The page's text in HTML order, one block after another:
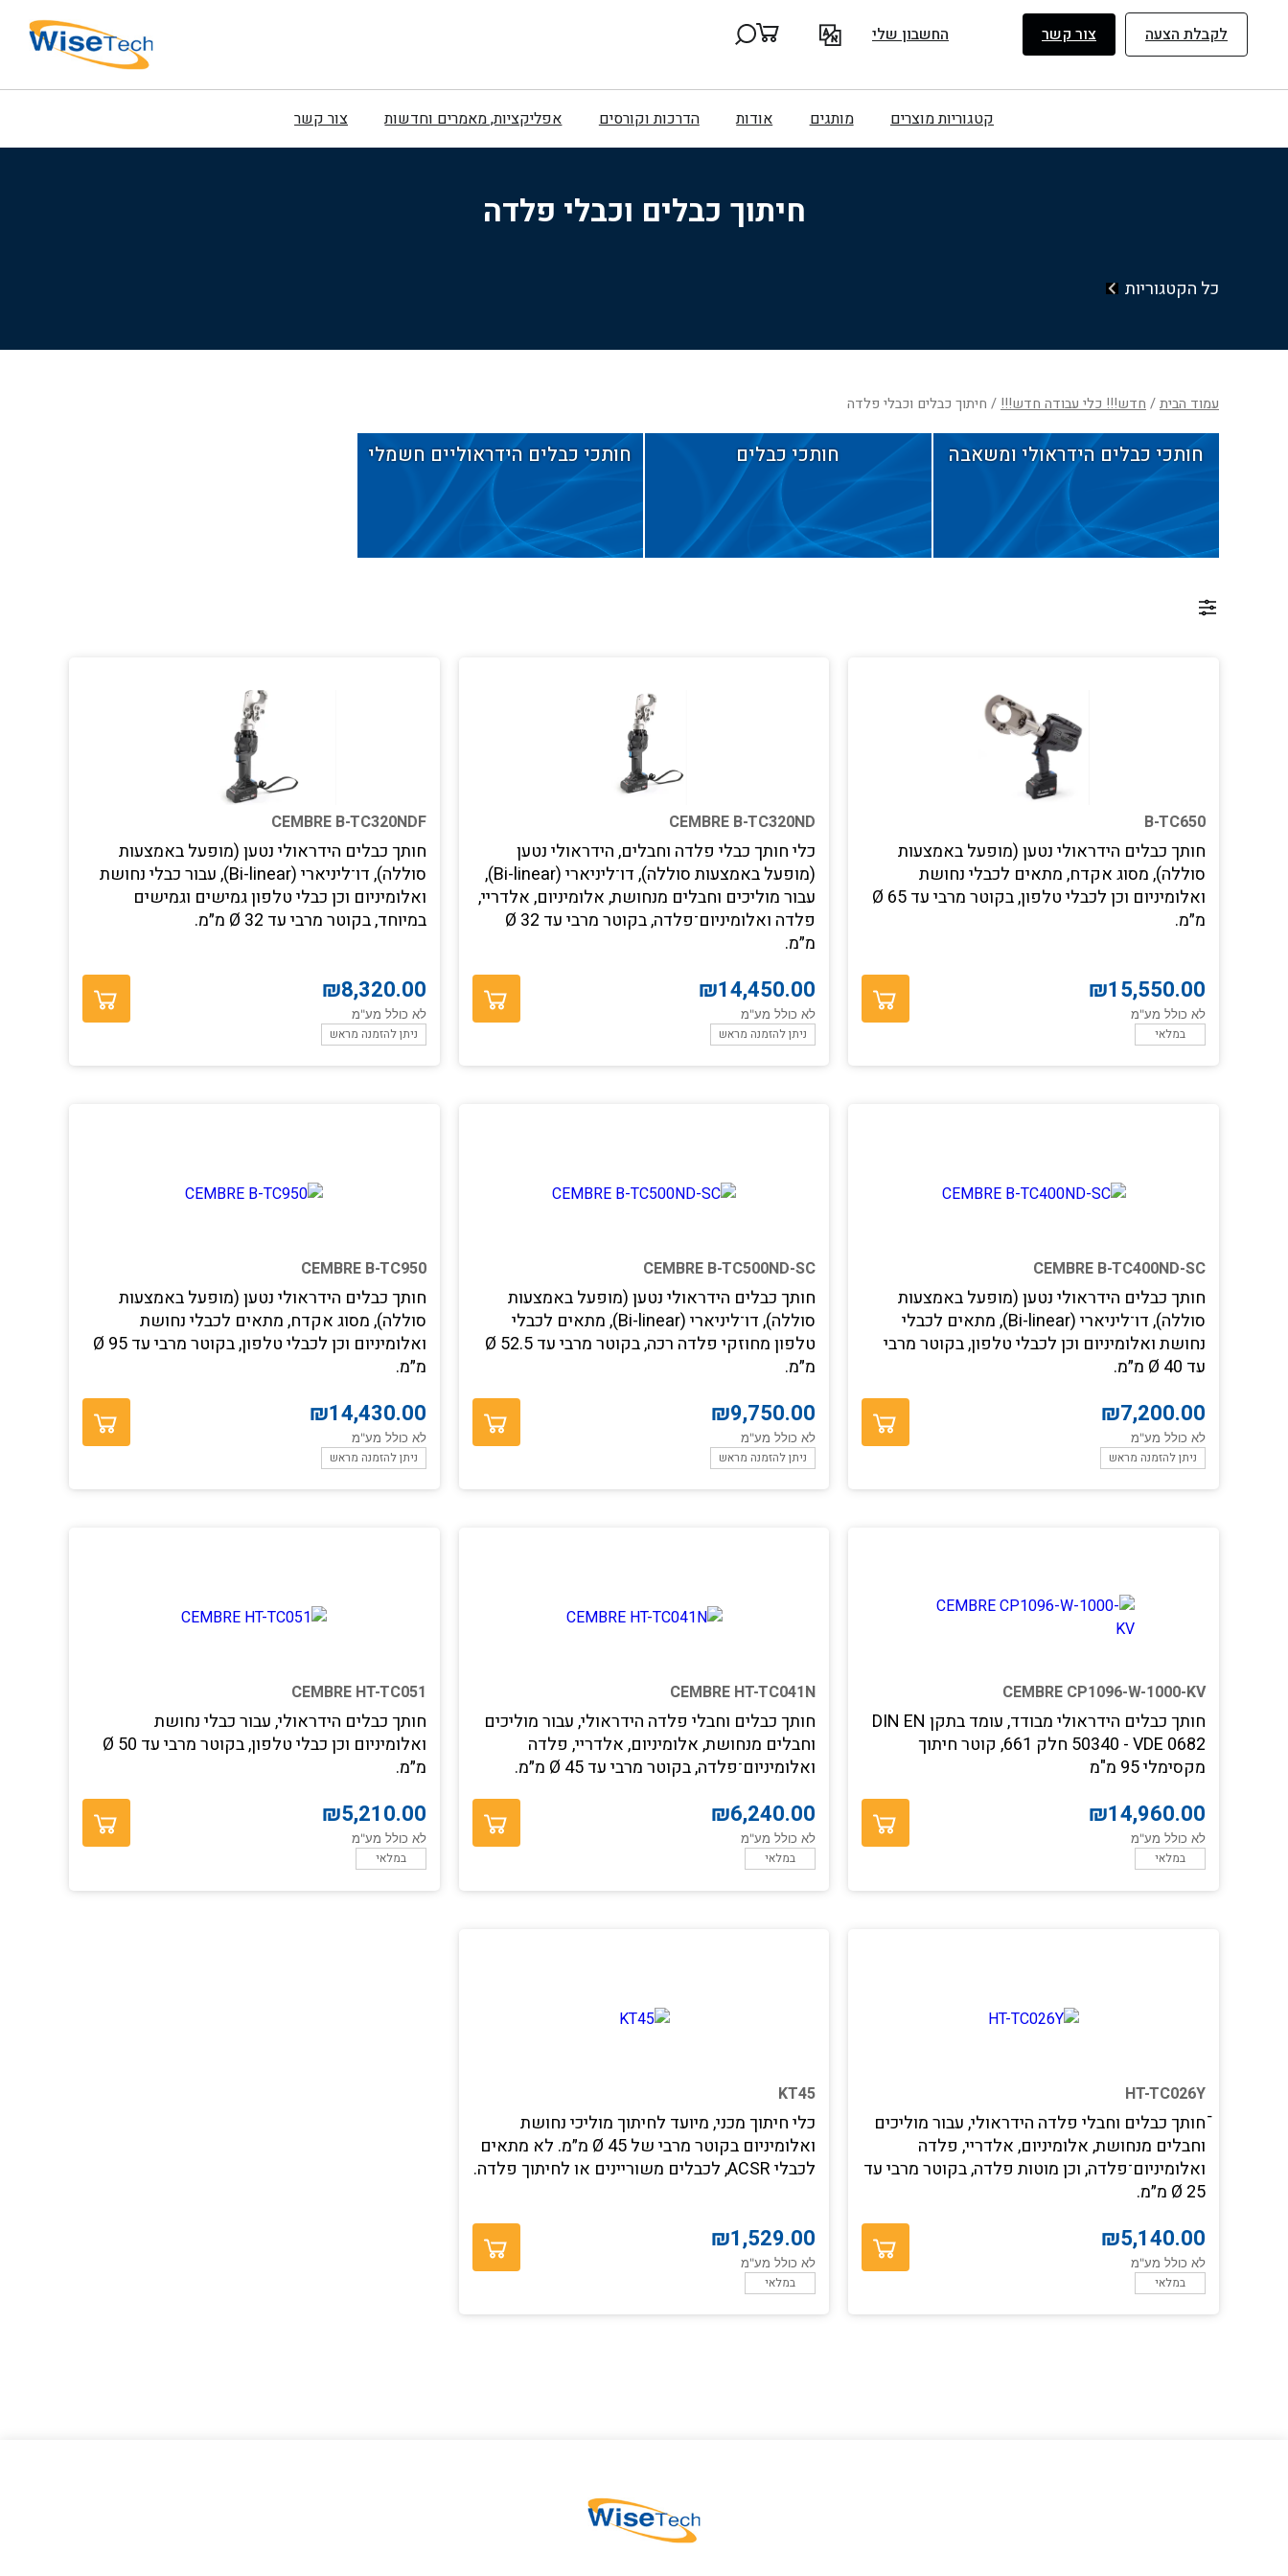
לקבלת הצעה צור קשר החשבון שלי
קטגוריות מוצרים מותגים אודות הדרכות וקורסים אפליקציות, מאמרים וחדשות צור קשר
חיתוך כבלים וכבלי פלדה
כל הקטגוריות
עמוד הבית/ חדש!!! כלי עבודה חדש!!! / חיתוך כבלים וכבלי פלדה
חותכי כבלים הידראולי ומשאבה חותכי כבלים חותכי כבלים הידראוליים חשמלי
B-TC650
חותך כבלים הידראולי נטען (מופעל באמצעות
סוללה), מסוג אקדח, מתאים לכבלי נחושת
ואלומיניום וכן לכבלי טלפון, בקוטר מרבי עד Ø 65
מ״מ.
₪15,550.00
לא כולל מע"מ
במלאי
CEMBRE B-TC320ND
כלי חותך כבלי פלדה וחבלים, הידראולי נטען
(מופעל באמצעות סוללה), דו־ליניארי (Bi-linear),
עבור מוליכים וחבלים מנחושת, אלומיניום, אלדריי,
פלדה ואלומיניום־פלדה, בקוטר מרבי עד Ø 32
מ״מ.
₪14,450.00
לא כולל מע"מ
ניתן להזמנה מראש
CEMBRE B-TC320NDF
חותך כבלים הידראולי נטען (מופעל באמצעות
סוללה), דו־ליניארי (Bi-linear), עבור כבלי נחושת
ואלומיניום וכן כבלי טלפון גמישים וגמישים
במיוחד, בקוטר מרבי עד Ø 32 מ״מ.
₪8,320.00
לא כולל מע"מ
ניתן להזמנה מראש
CEMBRE B-TC400ND-SC
חותך כבלים הידראולי נטען (מופעל באמצעות
סוללה), דו־ליניארי (Bi-linear), מתאים לכבלי
נחושת ואלומיניום וכן לכבלי טלפון, בקוטר מרבי
עד Ø 40 מ״מ.
₪7,200.00
לא כולל מע"מ
ניתן להזמנה מראש
CEMBRE B-TC500ND-SC
חותך כבלים הידראולי נטען (מופעל באמצעות
סוללה), דו־ליניארי (Bi-linear), מתאים לכבלי
טלפון מחוזקי פלדה רכה, בקוטר מרבי עד Ø 52.5
מ״מ.
₪9,750.00
לא כולל מע"מ
ניתן להזמנה מראש
CEMBRE B-TC950
חותך כבלים הידראולי נטען (מופעל באמצעות
סוללה), מסוג אקדח, מתאים לכבלי נחושת
ואלומיניום וכן לכבלי טלפון, בקוטר מרבי עד Ø 95
מ״מ.
₪14,430.00
לא כולל מע"מ
ניתן להזמנה מראש
CEMBRE CP1096-W-1000-KV
חותך כבלים הידראולי מבודד, עומד בתקן DIN EN
50340 - VDE 0682 חלק 661, קוטר חיתוך
מקסימלי 95 מ"מ
₪14,960.00
לא כולל מע"מ
במלאי
CEMBRE HT-TC041N
חותך כבלים וחבלי פלדה הידראולי, עבור מוליכים
וחבלים מנחושת, אלומיניום, אלדריי, פלדה
ואלומיניום־פלדה, בקוטר מרבי עד Ø 45 מ״מ.
₪6,240.00
לא כולל מע"מ
במלאי
CEMBRE HT-TC051
חותך כבלים הידראולי, עבור כבלי נחושת
ואלומיניום וכן כבלי טלפון, בקוטר מרבי עד Ø 50
מ״מ.
₪5,210.00
לא כולל מע"מ
במלאי
HT-TC026Y
ֿחותך כבלים וחבלי פלדה הידראולי, עבור מוליכים
וחבלים מנחושת, אלומיניום, אלדריי, פלדה
ואלומיניום־פלדה, וכן מוטות פלדה, בקוטר מרבי עד
Ø 25 מ״מ.
₪5,140.00
לא כולל מע"מ
במלאי
KT45
כלי חיתוך מכני, מיועד לחיתוך מוליכי נחושת
ואלומיניום בקוטר מרבי של Ø 45 מ״מ. לא מתאים
לכבלי ACSR, לכבלים משוריינים או לחיתוך פלדה.
₪1,529.00
לא כולל מע"מ
במלאי